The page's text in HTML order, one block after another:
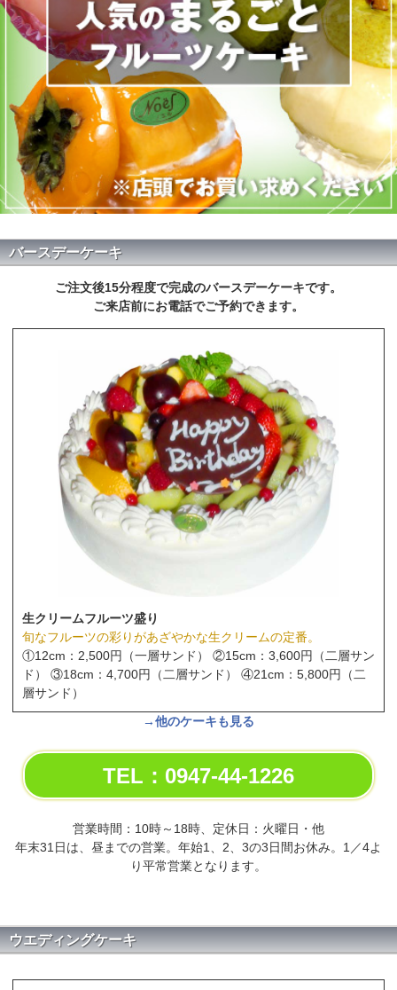
バースデーケーキ
ご注文後15分程度で完成のバースデーケーキです。
ご来店前にお電話でご予約できます。
生クリームフルーツ盛り
旬なフルーツの彩りがあざやかな生クリームの定番。
①12cm：2,500円（一層サンド） ②15cm：3,600円（二層サン
ド） ③18cm：4,700円（二層サンド） ④21cm：5,800円（二
層サンド）
→他のケーキも見る
TEL：0947-44-1226
営業時間：10時～18時、定休日：火曜日・他
年末31日は、昼までの営業。年始1、2、3の3日間お休み。1／4よ
り平常営業となります。
ウエディングケーキ